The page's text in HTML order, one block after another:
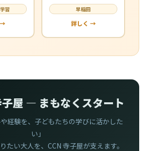
習
→
早稲田
詳しく →
屋 — まもなくスタート
や経験を、子どもたちの学びに活かした
い」
たい大人を、CCN 寺子屋が支えます。